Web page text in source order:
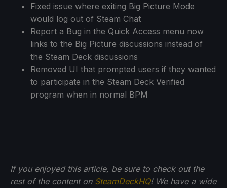
Fixed issue where exiting Big Picture Mode
would log out of Steam Chat
Report a Bug in the Quick Access menu now
links to the Big Picture discussions instead of
the Steam Deck discussions
Removed UI that prompted users if they wanted
to participate in the Steam Deck Verified
program when in normal BPM
If you enjoyed this article, be sure to check out the
rest of the content on SteamDeckHQ! We have a wide